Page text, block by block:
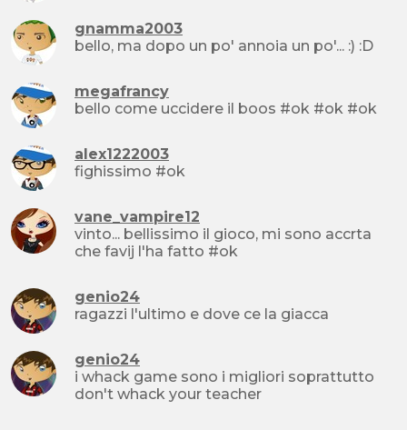
gnamma2003
bello, ma dopo un po' annoia un po'... :) :D
megafrancy
bello come uccidere il boos #ok #ok #ok
alex1222003
fighissimo #ok
vane_vampire12
vinto... bellissimo il gioco, mi sono accrta
che favij l'ha fatto #ok
genio24
ragazzi l'ultimo e dove ce la giacca
genio24
i whack game sono i migliori soprattutto
don't whack your teacher